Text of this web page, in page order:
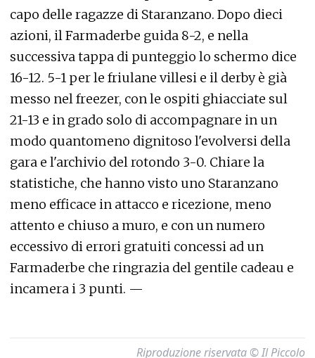
capo delle ragazze di Staranzano. Dopo dieci
azioni, il Farmaderbe guida 8-2, e nella
successiva tappa di punteggio lo schermo dice
16-12. 5-1 per le friulane villesi e il derby è già
messo nel freezer, con le ospiti ghiacciate sul
21-13 e in grado solo di accompagnare in un
modo quantomeno dignitoso l'evolversi della
gara e l'archivio del rotondo 3-0. Chiare la
statistiche, che hanno visto uno Staranzano
meno efficace in attacco e ricezione, meno
attento e chiuso a muro, e con un numero
eccessivo di errori gratuiti concessi ad un
Farmaderbe che ringrazia del gentile cadeau e
incamera i 3 punti. —
Riproduzione riservata © Il Piccolo